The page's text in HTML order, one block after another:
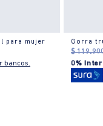
para mujer
bancos.
$ 119.
0%